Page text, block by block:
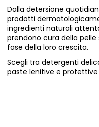
Dalla detersione
prodotti
ingredienti naturali
prendono cura della pelle
fase della loro crescita.
Scegli tra detergenti
paste lenitive e